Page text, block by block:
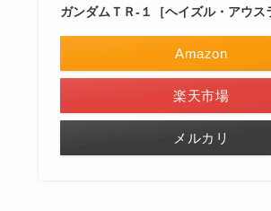
ガンダムＴＲ-１［ヘイズル・アウス
Amazon
楽天市場
メルカリ